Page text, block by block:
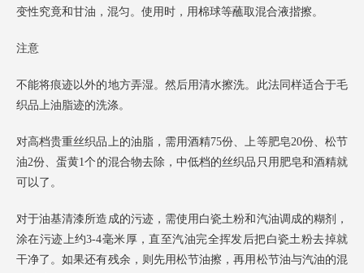
变性究竟和甘油，混匀。使用时，用棉球等蘸取混合液揩擦。
注意
不能将痕迹以外的地方弄湿。然后用清水擦洗。此法同样适合于毛
织品上油脂迹的洗涤。
对高档贵重丝织品上的油脂，需用酒精75份、上等肥皂20份、松节
油2份、蛋黄1个的混合物去除，中低档的丝织品只用肥皂和酒精就
可以了。
对于油基清漆所造成的污迹，需使用白瓷土粉和汽油调成的糊剂，
涂在污迹上约3-4毫米厚，直至汽油完全挥发后把白瓷土粉去掉就
干净了。如果还有残余，则先用松节油擦，再用松节油与汽油的混